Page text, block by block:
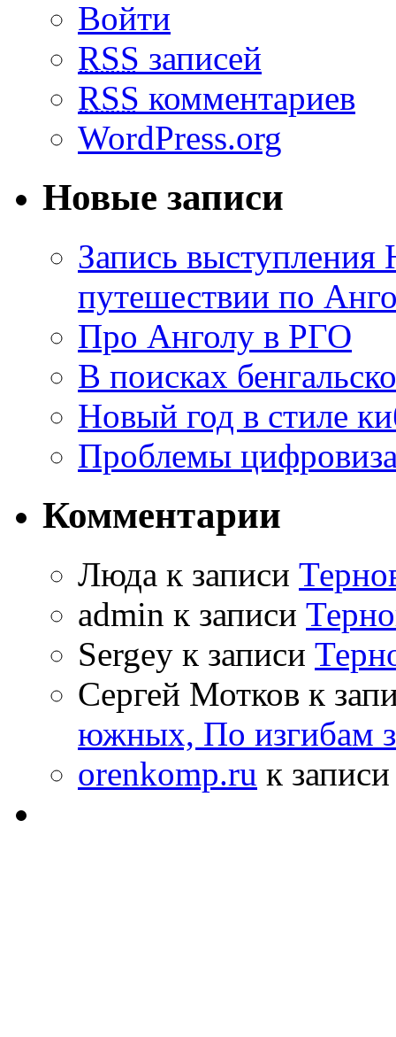
Войти
RSS записей
RSS комментариев
WordPress.org
Новые записи
Запись
путешествии по
Про Анголу в РГО
В поисках
Новый год в стиле
Проблемы
Комментарии
Люда к записи
admin к записи
Sergey к записи
Сергей Мотков к
южных, По изгибам
orenkomp.ru к